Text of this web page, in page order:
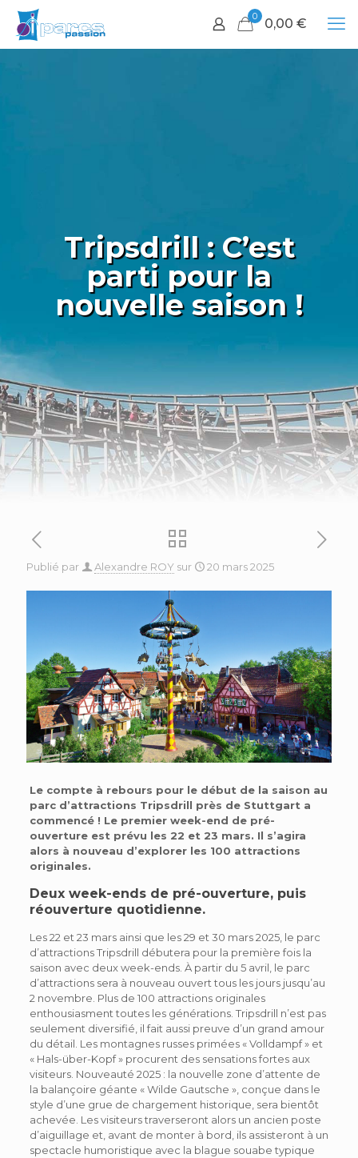
0 0,00 €
Tripsdrill : C’est
parti pour la
nouvelle saison !
Publié par Alexandre ROY sur 20 mars 2025
Le compte à rebours pour le début de la saison au
parc d’attractions Tripsdrill près de Stuttgart a
commencé ! Le premier week-end de pré-
ouverture est prévu les 22 et 23 mars. Il s’agira
alors à nouveau d’explorer les 100 attractions
originales.
Deux week-ends de pré-ouverture, puis
réouverture quotidienne.
Les 22 et 23 mars ainsi que les 29 et 30 mars 2025, le parc
d’attractions Tripsdrill débutera pour la première fois la
saison avec deux week-ends. À partir du 5 avril, le parc
d’attractions sera à nouveau ouvert tous les jours jusqu’au
2 novembre. Plus de 100 attractions originales
enthousiasment toutes les générations. Tripsdrill n’est pas
seulement diversifié, il fait aussi preuve d’un grand amour
du détail. Les montagnes russes primées « Volldampf » et
« Hals-über-Kopf » procurent des sensations fortes aux
visiteurs. Nouveauté 2025 : la nouvelle zone d’attente de
la balançoire géante « Wilde Gautsche », conçue dans le
style d’une grue de chargement historique, sera bientôt
achevée. Les visiteurs traverseront alors un ancien poste
d’aiguillage et, avant de monter à bord, ils assisteront à un
spectacle humoristique avec la blague souabe typique